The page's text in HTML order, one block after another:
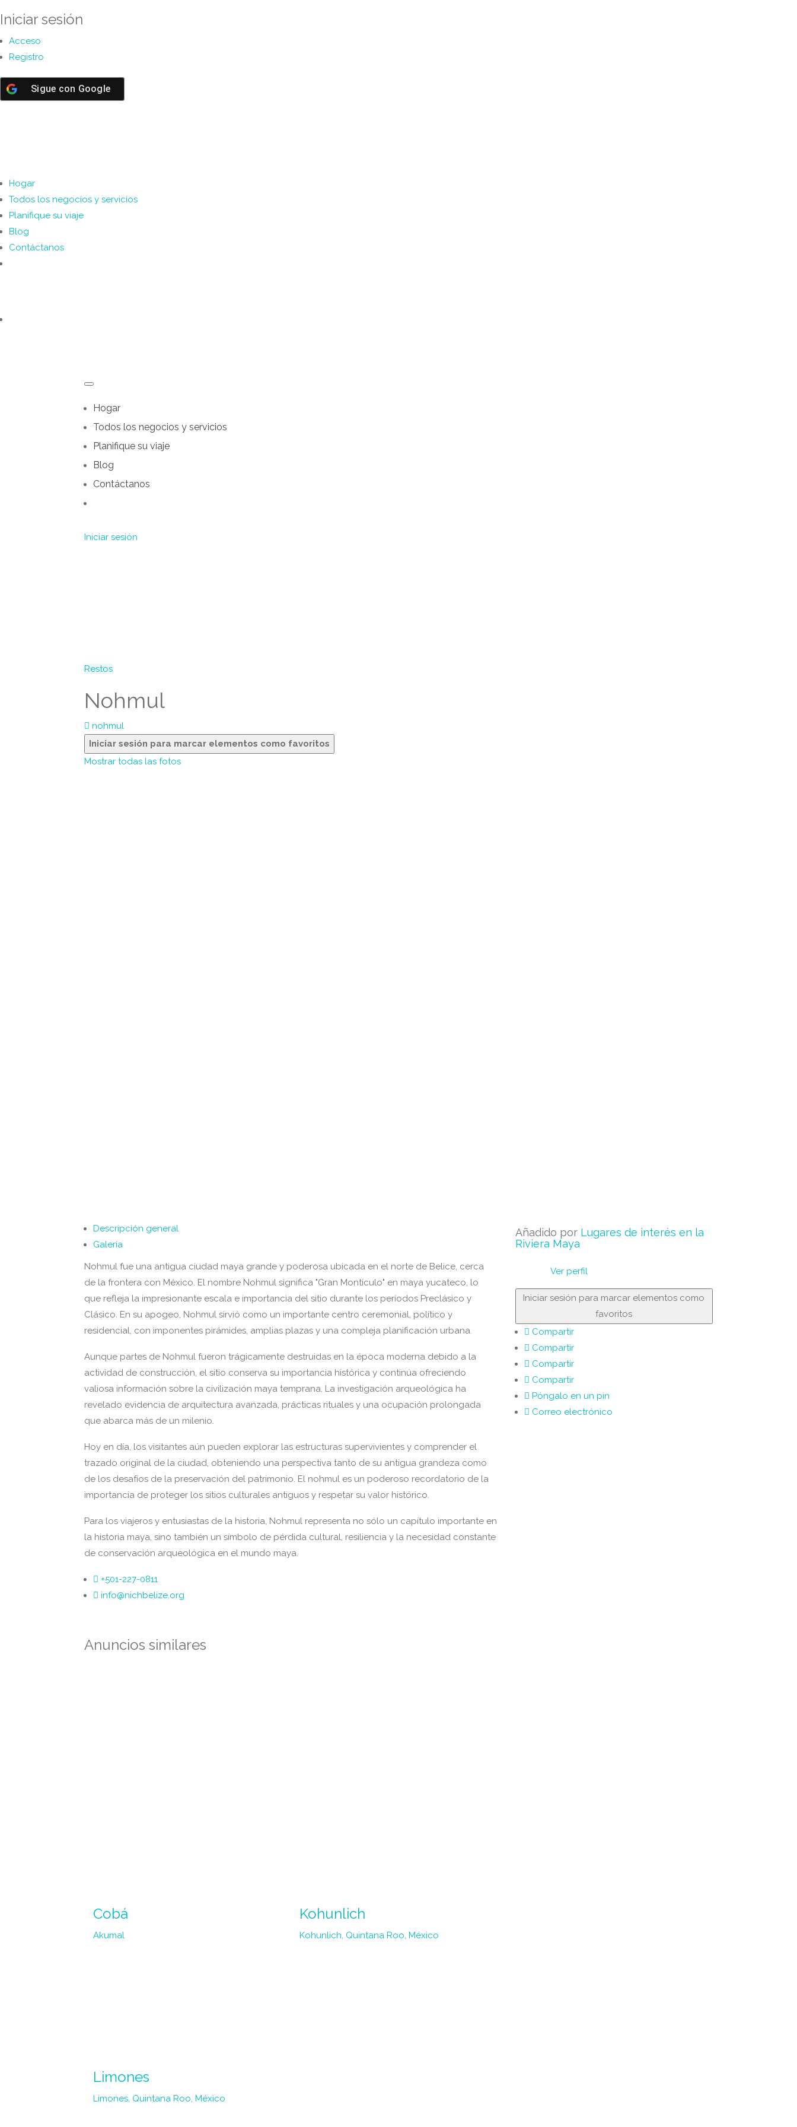
Iniciar sesión
Acceso
Registro
Sigue con Google
Hogar
Todos los negocios y servicios
Planifique su viaje
Blog
Contáctanos
Hogar
Todos los negocios y servicios
Planifique su viaje
Blog
Contáctanos
Iniciar sesión
Restos
Nohmul
nohmul
Iniciar sesión para marcar elementos como favoritos
Mostrar todas las fotos
Descripción general
Galería
Nohmul fue una antigua ciudad maya grande y poderosa ubicada en el norte de Belice, cerca
de la frontera con México. El nombre Nohmul significa "Gran Montículo" en maya yucateco, lo
que refleja la impresionante escala e importancia del sitio durante los períodos Preclásico y
Clásico. En su apogeo, Nohmul sirvió como un importante centro ceremonial, político y
residencial, con imponentes pirámides, amplias plazas y una compleja planificación urbana.
Aunque partes de Nohmul fueron trágicamente destruidas en la época moderna debido a la
actividad de construcción, el sitio conserva su importancia histórica y continúa ofreciendo
valiosa información sobre la civilización maya temprana. La investigación arqueológica ha
revelado evidencia de arquitectura avanzada, prácticas rituales y una ocupación prolongada
que abarca más de un milenio.
Hoy en día, los visitantes aún pueden explorar las estructuras supervivientes y comprender el
trazado original de la ciudad, obteniendo una perspectiva tanto de su antigua grandeza como
de los desafíos de la preservación del patrimonio. El nohmul es un poderoso recordatorio de la
importancia de proteger los sitios culturales antiguos y respetar su valor histórico.
Para los viajeros y entusiastas de la historia, Nohmul representa no sólo un capítulo importante en
la historia maya, sino también un símbolo de pérdida cultural, resiliencia y la necesidad constante
de conservación arqueológica en el mundo maya.
+501-227-0811
info@nichbelize.org
Anuncios similares
Cobá
Akumal
Kohunlich
Kohunlich, Quintana Roo, México
Limones
Limones, Quintana Roo, México
Añadido por Lugares de interés en la
Riviera Maya
Ver perfil
Iniciar sesión para marcar elementos como
favoritos
Compartir
Compartir
Compartir
Compartir
Póngalo en un pin
Correo electrónico